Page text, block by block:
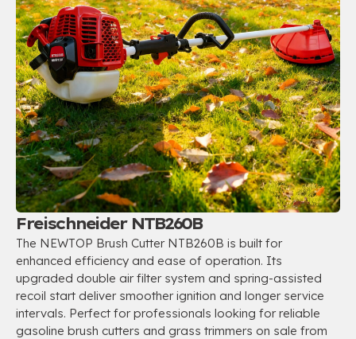
Freischneider NTB260B
The NEWTOP Brush Cutter NTB260B is built for
enhanced efficiency and ease of operation. Its
upgraded double air filter system and spring-assisted
recoil start deliver smoother ignition and longer service
intervals. Perfect for professionals looking for reliable
gasoline brush cutters and grass trimmers on sale from